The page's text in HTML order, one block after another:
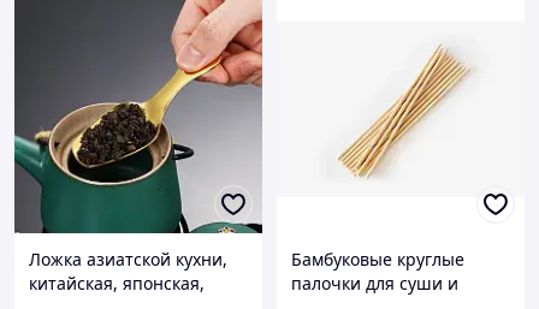
Ложка азиатской кухни,
китайская, японская,
Бамбуковые круглые
палочки для суши и